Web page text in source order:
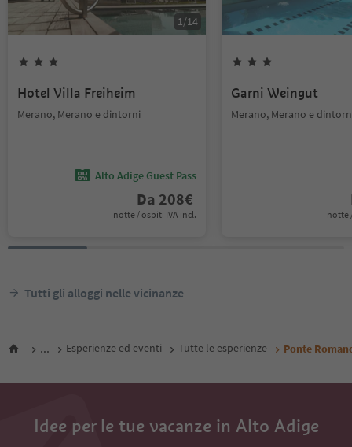
1/14
Hotel Villa Freiheim
Merano, Merano e dintorni
Alto Adige Guest Pass
Da 208€
notte / ospiti IVA incl.
Garni Weingut
Merano, Merano e
notte
Tutti gli alloggi nelle vicinanze
... Esperienze ed eventi Tutte le esperienze Ponte
Idee per le tue vacanze in Alto Adige